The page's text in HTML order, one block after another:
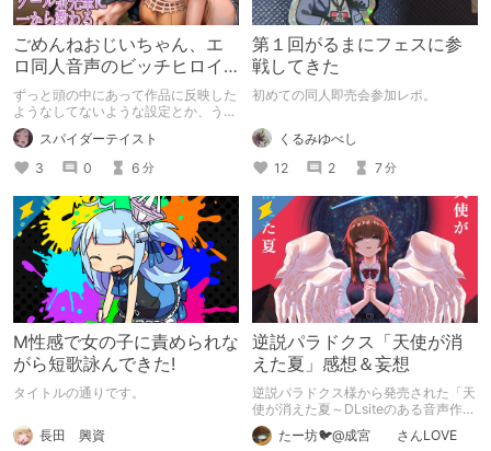
ごめんねおじいちゃん、エ
ロ同人音声のビッチヒロイ
ンに名前使って～過去作品
コンセプトを思い出そう～
ずっと頭の中にあって作品に反映した
ようなしてないような設定とか、うち
のヒロイン達の名づけの法則とかを頭
の中の映●研の金●さんに「そこにあ
っちゃいけねえんだよ」といわれたの
でとりあえず垂れ流します。
スパイダーテイスト
3
0 6 分
第１回がるまにフェスに参
戦してきた
初めての同人即売会参加レポ。
くるみゆべし
12
2 7分
M性感で女の子に責められな
がら短歌詠んできた!
タイトルの通りです。
長田 興資
逆説パラドクス「天使が消
えた夏」感想＆妄想
逆説パラドクス様から発売された「天
使が消えた夏～DLsiteのある音声作品
について～」の感想です。 妄想も多
いです。たー坊🐦@成宮 さんLOVE